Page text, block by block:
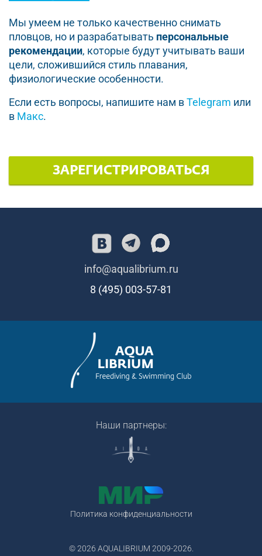
Мы умеем не только качественно снимать
пловцов, но и разрабатывать персональные
рекомендации, которые будут учитывать ваши
цели, сложившийся стиль плавания,
физиологические особенности.
Если есть вопросы, напишите нам вTelegram или
в Макс.
ЗАРЕГИСТРИРОВАТЬСЯ
info@aqualibrium.ru
8 (495) 003-57-81
Наши партнеры:
Политика конфиденциальности
© 2026 AQUALIBRIUM 2009-2026.